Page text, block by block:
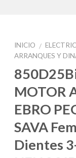
INICIO /
ARRANQUES Y
MOTOR
EBRO
SAVA
Dientes